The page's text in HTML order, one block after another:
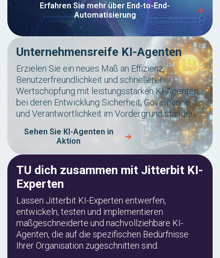
Erfahren Sie mehr über End-to-End-
Automatisierung
Unternehmensreife KI-Agenten
Erzielen Sie ein neues Maß an Effizienz,
Benutzerfreundlichkeit und schnellerer
Wertschöpfung mit leistungsstarken KI-Agenten,
bei deren Entwicklung Sicherheit, Governance
und Verantwortlichkeit im Vordergrund standen.
Sehen Sie KI-Agenten in
Aktion
TU dich zusammen mit Jitterbit KI-
Experten
Lassen Jitterbit KI-Experten entwerfen,
entwickeln, testen und implementieren
maßgeschneiderte und nachvollziehbare KI-
Agenten, die auf die spezifischen Bedürfnisse
Ihrer Organisation zugeschnitten sind.